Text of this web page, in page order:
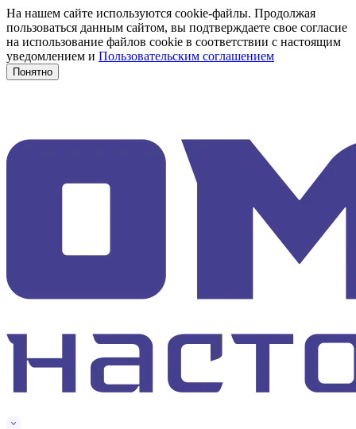
На нашем сайте используются cookie-файлы. Продолжая
пользоваться данным сайтом, вы подтверждаете свое согласие
на использование файлов cookie в соответствии с настоящим
уведомлением и Пользовательским соглашением
Понятно